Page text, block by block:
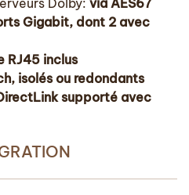
Dolby: via AES67
Gigabit, dont 2 avec
RJ45 inclus
isolés ou redondants
supporté avec